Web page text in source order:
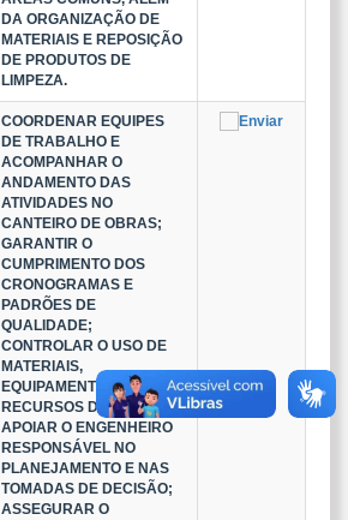
DA ORGANIZAÇÃO DE
MATERIAIS E REPOSIÇÃO
DE PRODUTOS DE
LIMPEZA.
COORDENAR EQUIPES
DE TRABALHO E
ACOMPANHAR O
ANDAMENTO DAS
ATIVIDADES NO
CANTEIRO DE OBRAS;
GARANTIR O
CUMPRIMENTO DOS
CRONOGRAMAS E
PADRÕES DE
QUALIDADE;
CONTROLAR O USO DE
MATERIAIS,
EQUIPAMENTOS E
RECURSOS DA OBRA;
APOIAR O ENGENHEIRO
RESPONSÁVEL NO
PLANEJAMENTO E NAS
TOMADAS DE DECISÃO;
ASSEGURAR O